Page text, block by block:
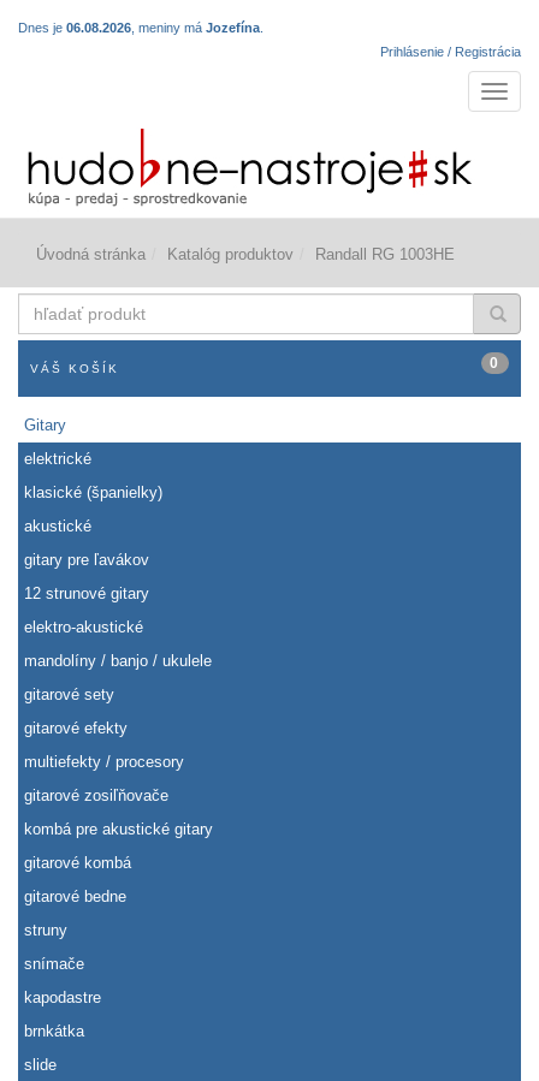
Dnes je 06.08.2026 , meniny má Jozefína
Prihlásenie / Registrácia
Úvodná stránka Katalóg produktov Randall RG 1003HE
produkt
VÁŠ KOŠÍK 0
Gitary
elektrické
klasické (španielky)
akustické
gitary pre ľavákov
12 strunové gitary
elektro-akustické
mandolíny / banjo / ukulele
gitarové sety
gitarové efekty
multiefekty / procesory
gitarové zosiľňovače
kombá pre akustické gitary
gitarové kombá
gitarové bedne
struny
snímače
kapodastre
brnkátka
slide